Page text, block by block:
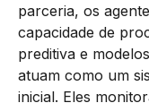
parceria, os
capacidade de
preditiva e
atuam como um
inicial. Eles